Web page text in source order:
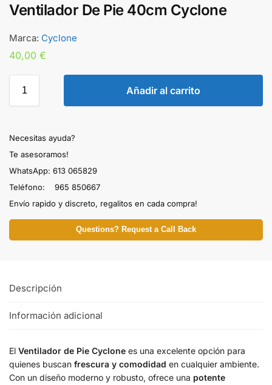
Ventilador De Pie 40cm Cyclone
Marca: Cyclone
40,00 €
Añadir al carrito
Necesitas ayuda?
Te asesoramos!
WhatsApp: 613 065829
Teléfono: 965 850667
Envío rapido y discreto, regalitos en cada compra!
Questions? Request a Call Back
Descripción
Información adicional
El Ventilador de Pie Cyclone es una excelente opción para
quienes buscan frescura y comodidad en cualquier ambiente.
Con un diseño moderno y robusto, ofrece una potente